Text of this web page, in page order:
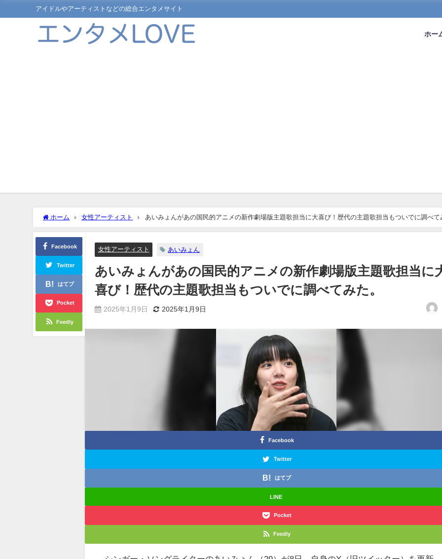
アイドルやアーティストなどの総合エンタメサイト
ホー
ホーム 女性アーティスト
あいみょんがあの国民的アニメの新作劇場版主題歌担当に大喜び！歴代の主題歌担当もついでに調べて
た。
Facebook
Twitter
はてブ
Pocket
Feedly
女性アーティスト あいみょん
あいみょんがあの国民的アニメの新作劇場版主題歌担当に
喜び！歴代の主題歌担当もついでに調べてみた。
2025年1月9日 2025年1月9日
Facebook
Twitter
はてブ
LINE
Pocket
Feedly